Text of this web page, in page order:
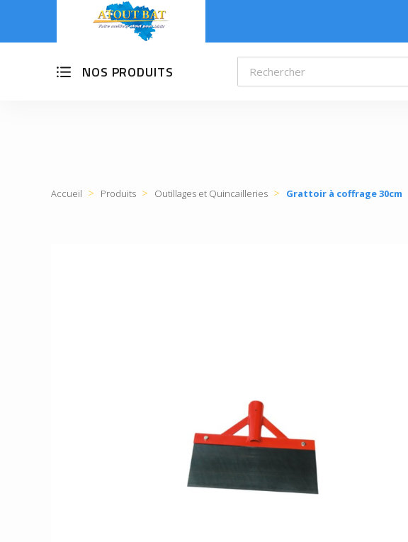
NOS PRODUITS
Accueil Produits Outillages et Quincailleries Grattoir à coffrage 30cm